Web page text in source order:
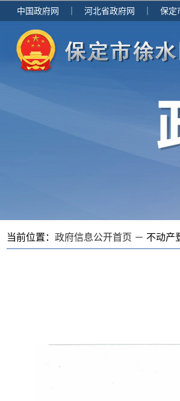
中国政府网 河北省政府网 保定
当前位置： 政府信息公开首页 － 不动产